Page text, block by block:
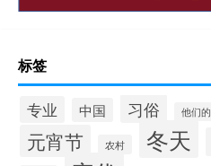
标签
专业 中国 习俗 他们的
元宵节 农村 冬天